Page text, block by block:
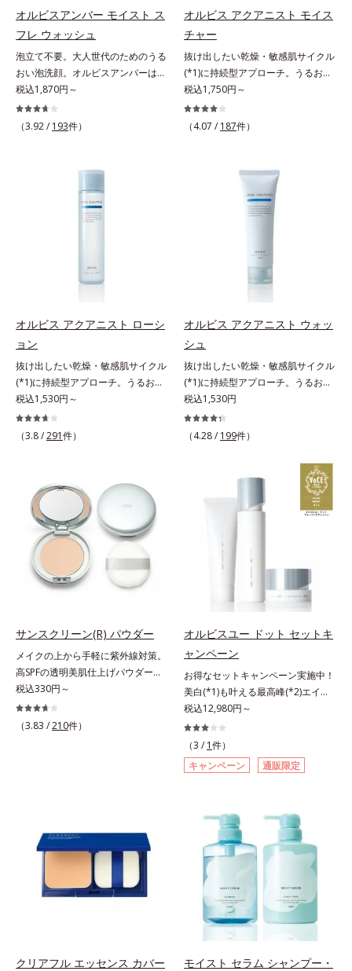
BEAUTY夏祭りは、こちら
な肌に洗い上げます。ツブツブ入り
のパウダーが泡立てネットのように
空気を含ませるので、簡単に泡立て
られます。濃密うるおい泡を洗い流
したあとは大人の肌もつっぱりにく
く、使うたびに毛穴の目立ちにくい
肌(*5)を目指せます。性別問わずお
使いいただけるので、ご夫婦やカッ
つきが気になるところにもお使いい
ただけます。*1 プロテアーゼ、パ
パイン、リパーゼ配合＝洗浄成分*2
皮脂吸収成分*3 自社品*4 パルミチ
皮脂・汚れの除去による
イ酸、ジメチコン配合＝汗や水、皮
脂をはじき、メイクくずれを防ぐ成
分*2 オリーブ葉エキス、ゴレンシ
葉エキス、加水分解ヒアルロン酸、
異性化糖配合＝保湿成分【ご使用方
法】2層タイプなので、必ず容器を
よく振ってからお使いください。メ
イクの仕上げに、顔から20cm程度
シュが目安）ミストを塗布後、肌に
触れずに乾くまでそのままお待ちく
オルビスアンバー モイスト ス
フレ ウォッシュ
泡立て不要。大人世代のためのうる
おい泡洗顔。オルビスアンバーは、
いつも⾃然体で美しくありたいと願
う⼤⼈世代に寄り添うブランドで
す。年齢印象研究に基づいた肌サイ
軽なお手入れで賢いケアを。ライフ
スタイルになじむ、若々しい印象(*)
作りのサポートをします。* 肌にハ
リを与え若々しい印象
税込1,870円～
（3.92 / 193件）
オルビス アクアニスト モイス
チャー
抜け出したい乾燥・敏感肌サイクル
(*1)に持続型アプローチ。うるおい
を追求した敏感肌用保湿スキンケア
(*2)。うるおいを逃し、刺激を受け
やすい角層の“乾燥敏感スランプ
望の敏感肌用保湿スキンケアライン
「オルビス アクアニスト」。乾燥
敏感スランプの原因にアプローチす
る持続型トリプルアミノ酸(*4)を配
異物として排出されにくく、肌にと
どまってうるおいを蓄えてくれま
す。刺激を受けやすくなった角層を
うるおいで満たし、脱・敏感肌を目
指します。無油分・無着色・無香
不使用(*5)・パラベンフリー、6つ
のフリー処方で徹底的に肌に寄り添
います。*1 乾燥と敏感をくり返す
こと*2 敏感肌対象連用テスト済
（すべての方のお肌に合うというこ
とではありません）*3 乾燥して敏
アミノ酸（ポリグルタミン酸）配合
＝乾燥を防ぎ、うるおいに満ちた肌
へ導く保湿成分、植物由来アミノ酸
（エルゴチオネイン）配合＝肌を整
物由来アミノ酸（エクトイン）配合
＝乱れた角層にうるおいを与え、肌
荒れを防ぐ保湿成分*5 ウォッシュ
を除くLM＝さっぱり高保湿タイプ
高保湿タイプ（普通肌～超乾性肌）
税込1,750円～
（4.07 / 187件）
オルビス アクアニスト ローシ
ョン
抜け出したい乾燥・敏感肌サイクル
(*1)に持続型アプローチ。うるおい
を追求した敏感肌用保湿スキンケア
(*2)。うるおいを逃し、刺激を受け
やすい角層の“乾燥敏感スランプ
望の敏感肌用保湿スキンケアライン
「オルビス アクアニスト」。乾燥
敏感スランプの原因にアプローチす
る持続型トリプルアミノ酸(*4)を配
合。もともと体内にあるアミノ酸は
異物として排出されにくく、肌にと
どまってうるおいを蓄えてくれま
指します。無油分・無着色・無香
不使用(*5)・パラベンフリー、6つ
のフリー処方で徹底的に肌に寄り添
います。*1 乾燥と敏感をくり返す
こと*2 敏感肌対象連用テスト済
（すべての方のお肌に合うというこ
え、すこやかに保つ保湿成分、微生
物由来アミノ酸（エクトイン）配合
＝乱れた角層にうるおいを与え、肌
荒れを防ぐ保湿成分*5 ウォッシュ
税込1,530円～
（3.8 /291件）
オルビス アクアニスト ウォッ
シュ
抜け出したい乾燥・敏感肌サイクル
(*1)に持続型アプローチ。うるおい
を追求した敏感肌用保湿スキンケア
(*2)。うるおいを逃し、刺激を受け
やすい角層の“乾燥敏感スランプ
のうるおい研究により完成した、待
望の敏感肌用保湿スキンケアライン
「オルビス アクアニスト」。乾燥
敏感スランプの原因にアプローチす
合。もともと体内にあるアミノ酸は
異物として排出されにくく、肌にと
どまってうるおいを蓄えてくれま
す。刺激を受けやすくなった角層を
うるおいで満たし、脱・敏感肌を目
指します。無油分・無着色・無香
リーで、徹底的に肌に寄り添いま
す。*1 乾燥と敏感をくり返すこと
*2 敏感肌対象連用テスト済（すべ
ての方のお肌に合うということでは
ありません）*3 乾燥して敏感に感
じやすい状態のこと*4 発酵アミノ
酸（ポリグルタミン酸）配合＝乾燥
ゴチオネイン）配合＝肌を整え、す
こやかに保つ保湿成分、微生物由来
アミノ酸（エクトイン）配合＝乱れ
た角層にうるおいを与え、肌荒れを
防ぐ保湿成分
税込1,530円
（4.28 / 199件）
サンスクリーン(R) パウダー
メイクの上から手軽に紫外線対策。
高SPFの透明美肌仕上げパウダー。
メイクの上から手を汚さずに紫外線
対策ができるUVカットパウダーで
す。“素肌のようななめらかな軽
も、素肌のような透明美肌を叶える
秘密は「スムースヴェールパウダー
(*1)」にあります。7種の球状粉体
(*2)が凹凸を埋めて、肌に薄いヴェ
税込330円～
（3.83 /210件）
オルビスユー ドット セットキ
ャンペーン
お得なセットキャンペーン実施中！
美白(*1)も叶える最高峰(*2)エイジ
ングケア(*3)。ハリも透明感(*4)も
結果主義。年齢サイン(*5)の因子に
着目した肌科学エイジングケア(*3)
シリーズ。オルビスユー ドットシ
リーズは、年齢による肌悩み一つ一
とともに現れる年齢サイン(*5)につ
いて研究を進めたところ、弾力感の
ない状態である「ハリのなさ」や、
くすみ(*6)などが現れている状態で
ある「透明感のなさ」が現れること
で大人の肌印象に大きな影響を与え
ていることが分かりました。そこで
オルビスユー ドットシリーズは美
容成分(*7)として「G.D.F.アクティ
税込12,980円～
（3 / 1件）
キャンペーン
通販限定
クリアフル エッセンス カバー モイスト セラム シャンプー・